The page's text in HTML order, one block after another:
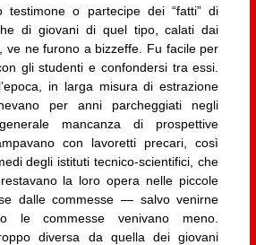
testimone o partecipe dei “fatti” di
di giovani di quel tipo, calati dai
ve ne furono a bizzeffe. Fu facile per
gli studenti e confondersi tra essi.
in larga misura di estrazione
per anni parcheggiati negli
mancanza di prospettive
con lavoretti precari, così
degli istituti tecnico-scientifici, che
la loro opera nelle piccole
dalle commesse — salvo venirne
le commesse venivano meno.
diversa da quella dei giovani